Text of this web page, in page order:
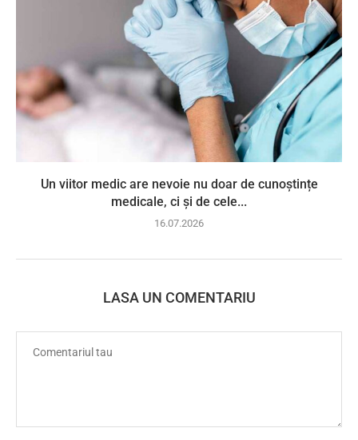
Un viitor medic are nevoie nu doar de cunoștințe
medicale, ci și de cele...
16.07.2026
LASA UN COMENTARIU